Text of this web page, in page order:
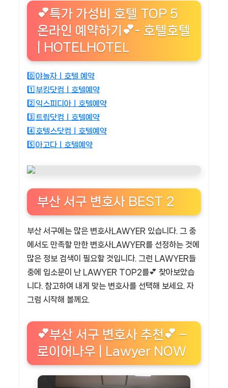
💕특가 가성비 호텔 TOP 5
온라인 예약하기💕- 호텔호텔
| HOTELHOTEL
0️⃣야놀자ㅣ호텔 예약
1️⃣부킹닷컴ㅣ호텔예약
2️⃣익스피디아ㅣ호텔예약
3️⃣트립닷컴ㅣ호텔예약
4️⃣호텔스닷컴ㅣ호텔예약
5️⃣아고다ㅣ호텔예약
부산 서구 변호사 BEST 2
부산 서구에는 많은 변호사LAWYER 있습니다. 그 중
에서도 만족할 만한 변호사LAWYER를 선정하는 것에
많은 정보 검색이 필요할 것입니다. 그런 LAWYER들
중에 입소문이 난 LAWYER TOP2를💕 찾아보았습
니다. 참고하여 내게 맞는 변호사를 선택해 보세요. 자
그럼 시작해 볼께요.
💕부산 서구 변호사 추천💕 –
로이어나우 | Lawyer NOW